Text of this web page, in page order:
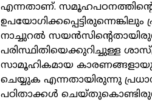
എന്നതാണ്. സമൂഹപഠനത്തിന്റെ
നാച്ചുറൽ
പരിസ്ഥിതിയെക്കുറിച്ചുള്ള
സാമൂഹികമായ
ചെയ്യുക എന്നതായിരുന്നു
പഠിതാക്കൾ